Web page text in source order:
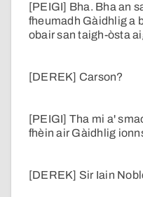
[PEIGI] Bha. Bha an
fheumadh Gàidhlig a
obair san taigh-òsta
[DEREK] Carson?
[PEIGI] Tha mi a'
fhèin air Gàidhlig
[DEREK] Sir Iain